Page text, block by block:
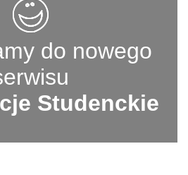
do nowego
Studenckie